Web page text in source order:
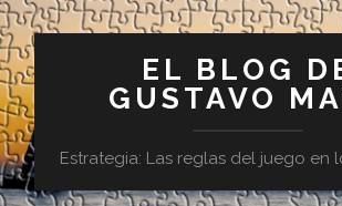
EL BLOG
GUSTAVO
Estrategia: Las reglas del juego en